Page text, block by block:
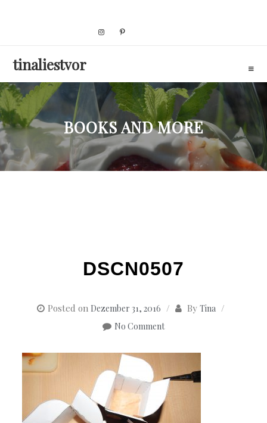
tinaliestvor
BOOKS AND MORE
DSCN0507
Posted on Dezember 31, 2016 By Tina
No Comment